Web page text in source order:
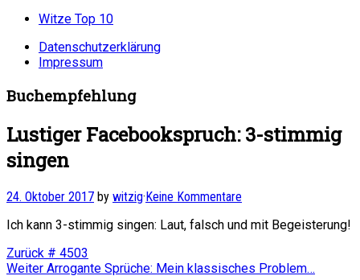
Witze Top 10
Datenschutzerklärung
Impressum
Buchempfehlung
Lustiger Facebookspruch: 3-stimmig
singen
24. Oktober 2017 by witzig·Keine Kommentare
Ich kann 3-stimmig singen: Laut, falsch und mit Begeisterung!
Beitragsnavigation
Zurück Vorheriger
Beitrag:
# 4503
Weiter Nächster
Arrogante Sprüche: Mein klassisches Problem…